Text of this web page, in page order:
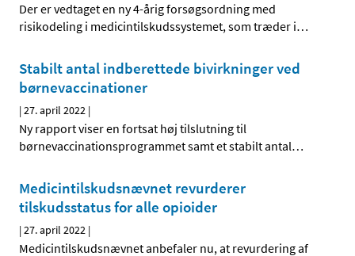
Der er vedtaget en ny 4-årig forsøgsordning med
risikodeling i medicintilskudssystemet, som træder i…
Stabilt antal indberettede bivirkninger ved
børnevaccinationer
|27. april 2022 |
Ny rapport viser en fortsat høj tilslutning til
børnevaccinationsprogrammet samt et stabilt antal…
Medicintilskudsnævnet revurderer
tilskudsstatus for alle opioider
|27. april 2022 |
Medicintilskudsnævnet anbefaler nu, at revurdering af